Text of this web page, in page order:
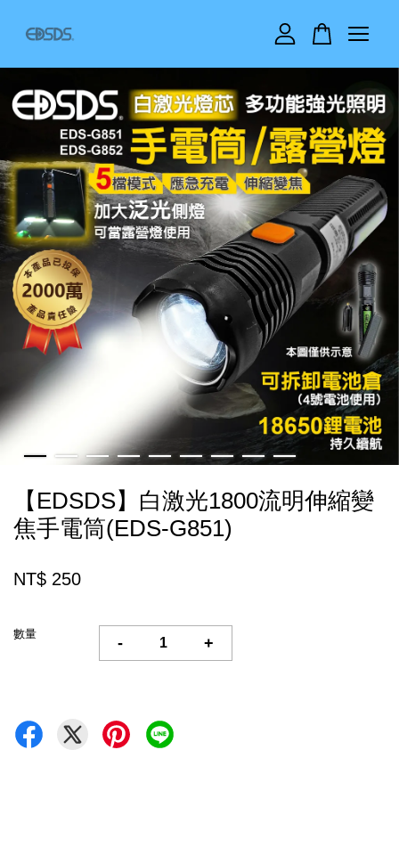
【EDSDS】白激光1800流明伸縮變
焦手電筒(EDS-G851)
NT$ 250
數量
- +
您的購物車目前還是空的。
繼續購物